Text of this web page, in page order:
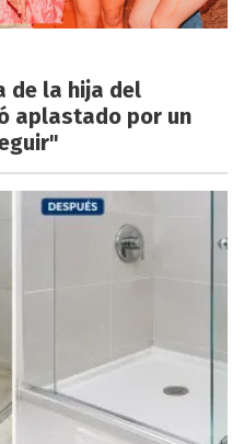
de la hija del
aplastado por un